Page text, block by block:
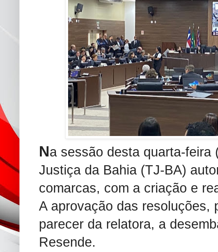
Na sessão desta quarta-feira
Justiça da Bahia (TJ-BA)
comarcas, com a criação e
A aprovação das resoluções,
parecer da relatora, a
Resende.